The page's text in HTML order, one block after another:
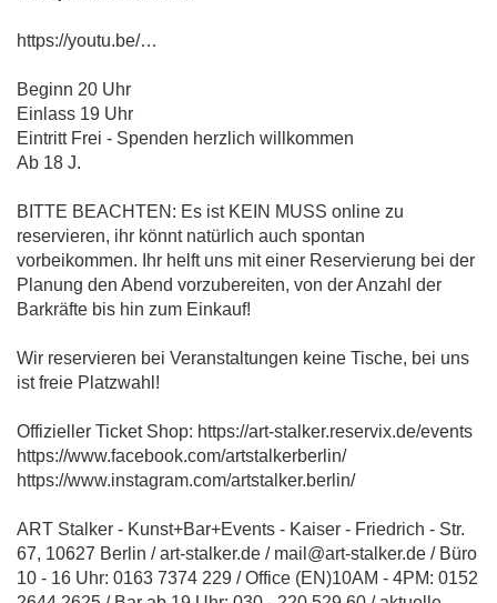
https://youtu.be/…
Beginn 20 Uhr
Einlass 19 Uhr
Eintritt Frei - Spenden herzlich willkommen
Ab 18 J.
BITTE BEACHTEN: Es ist KEIN MUSS online zu
reservieren, ihr könnt natürlich auch spontan
vorbeikommen. Ihr helft uns mit einer Reservierung bei der
Planung den Abend vorzubereiten, von der Anzahl der
Barkräfte bis hin zum Einkauf!
Wir reservieren bei Veranstaltungen keine Tische, bei uns
ist freie Platzwahl!
Offizieller Ticket Shop: https://art-stalker.reservix.de/events
https://www.facebook.com/artstalkerberlin/
https://www.instagram.com/artstalker.berlin/
ART Stalker - Kunst+Bar+Events - Kaiser - Friedrich - Str.
67, 10627 Berlin / art-stalker.de / mail@art-stalker.de / Büro
10 - 16 Uhr: 0163 7374 229 / Office (EN)10AM - 4PM: 0152